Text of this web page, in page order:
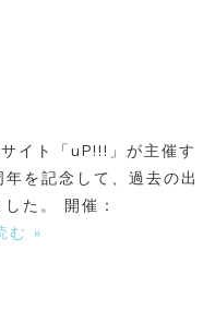
イト「uP!!!」が主催す
を記念して、過去の出
た。 開催：
む »